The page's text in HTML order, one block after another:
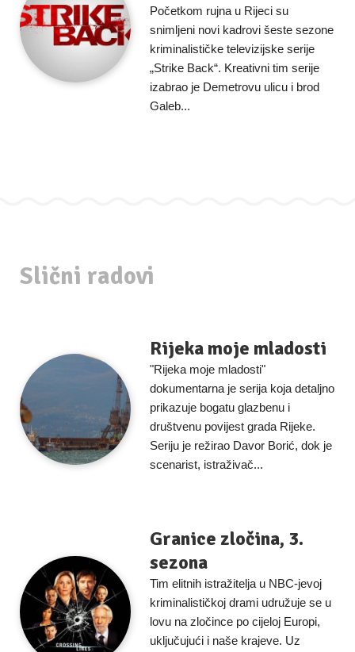
Početkom rujna u Rijeci su
snimljeni novi kadrovi šeste sezone
kriminalističke televizijske serije
„Strike Back“. Kreativni tim serije
izabrao je Demetrovu ulicu i brod
Galeb...
Slični radovi
Rijeka moje mladosti
"Rijeka moje mladosti"
dokumentarna je serija koja detaljno
prikazuje bogatu glazbenu i
društvenu povijest grada Rijeke.
Seriju je režirao Davor Borić, dok je
scenarist, istraživač...
Granice zločina, 3.
sezona
Tim elitnih istražitelja u NBC-jevoj
kriminalističkoj drami udružuje se u
lovu na zločince po cijeloj Europi,
uključujući i naše krajeve. Uz